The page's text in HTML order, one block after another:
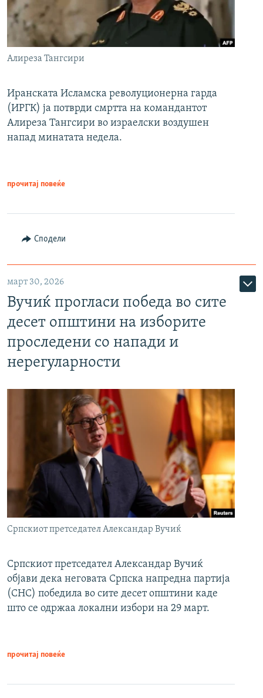
Алиреза Тангсири
Иранската Исламска револуционерна гарда
(ИРГК) ја потврди смртта на командантот
Алиреза Тангсири во израелски воздушен
напад минатата недела.
прочитај повеќе
Сподели
март 30, 2026
Вучиќ прогласи победа во сите
десет општини на изборите
проследени со напади и
нерегуларности
Српскиот претседател Александар Вучиќ
Српскиот претседател Александар Вучиќ
објави дека неговата Српска напредна партија
(СНС) победила во сите десет општини каде
што се одржаа локални избори на 29 март.
прочитај повеќе